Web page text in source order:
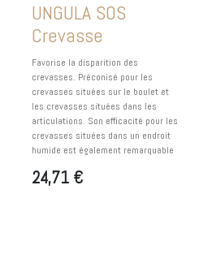
UNGULA SOS
Crevasse
Favorise la disparition des
crevasses. Préconisé pour les
crevasses situées sur le boulet et
les crevasses situées dans les
articulations. Son efficacité pour les
crevasses situées dans un endroit
humide est également remarquable
24,71€